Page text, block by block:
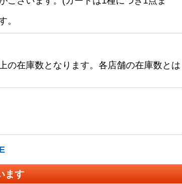
。
の在庫数となります。各店舗の在庫数とは
ます